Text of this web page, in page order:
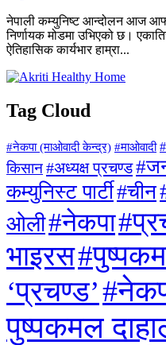
नेपाली कम्युनिष्ट आन्दोलन आज
निर्णायक मोडमा उभिएको छ।
ऐतिहासिक कार्यभार हाम्रा...
Tag Cloud
#नेकपा (माओवादी केन्द्र) #माओवादी
किसान#अध्यक्ष प्रचण्ड
कम्युनिस्ट पार्टी#चीन
ओली#नेकपा
भाइरस
‘प्रचण्ड’
पुष्पकमल